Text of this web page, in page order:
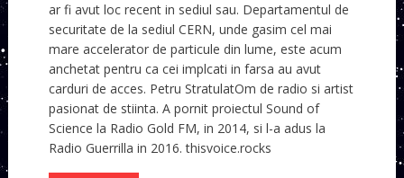
ar fi avut loc recent in sediul sau. Departamentul de
securitate de la sediul CERN, unde gasim cel mai
mare accelerator de particule din lume, este acum
anchetat pentru ca cei implcati in farsa au avut
carduri de acces. Petru StratulatOm de radio si artist
pasionat de stiinta. A pornit proiectul Sound of
Science la Radio Gold FM, in 2014, si l-a adus la
Radio Guerrilla in 2016. thisvoice.rocks